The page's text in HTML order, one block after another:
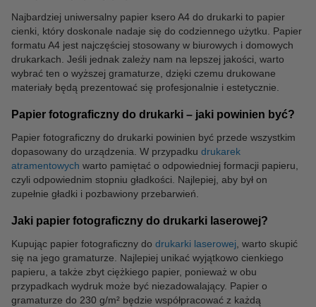
Najbardziej uniwersalny papier ksero A4 do drukarki to papier
cienki, który doskonale nadaje się do codziennego użytku. Papier
formatu A4 jest najczęściej stosowany w biurowych i domowych
drukarkach. Jeśli jednak zależy nam na lepszej jakości, warto
wybrać ten o wyższej gramaturze, dzięki czemu drukowane
materiały będą prezentować się profesjonalnie i estetycznie.
Papier fotograficzny do drukarki – jaki powinien być?
Papier fotograficzny do drukarki powinien być przede wszystkim
dopasowany do urządzenia. W przypadku drukarek
atramentowych warto pamiętać o odpowiedniej formacji papieru,
czyli odpowiednim stopniu gładkości. Najlepiej, aby był on
zupełnie gładki i pozbawiony przebarwień.
Jaki papier fotograficzny do drukarki laserowej?
Kupując papier fotograficzny do drukarki laserowej, warto skupić
się na jego gramaturze. Najlepiej unikać wyjątkowo cienkiego
papieru, a także zbyt ciężkiego papier, ponieważ w obu
przypadkach wydruk może być niezadowalający. Papier o
gramaturze do 230 g/m² będzie współpracować z każdą